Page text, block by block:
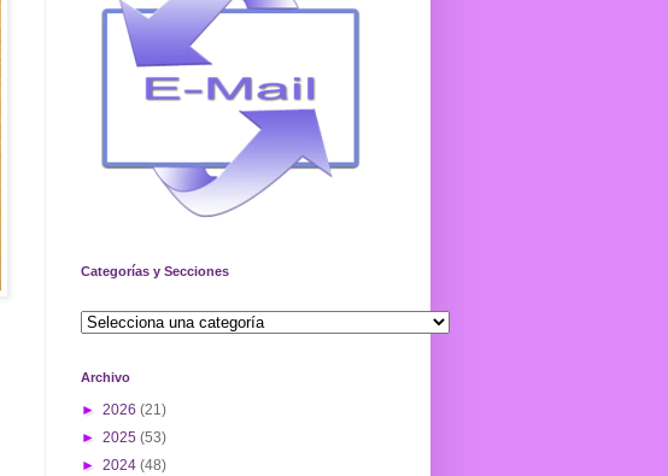
Categorías y Secciones
Archivo
► 2026 (21)
► 2025 (53)
► 2024 (48)